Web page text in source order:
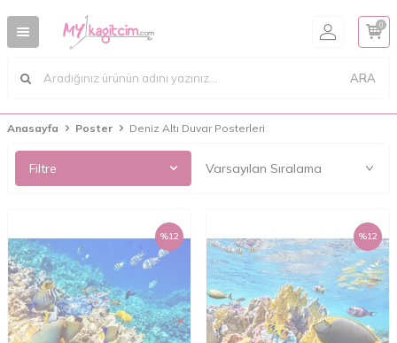
ARA
0
Anasayfa Poster Deniz Altı Duvar Posterleri
Filtre
%12 %12